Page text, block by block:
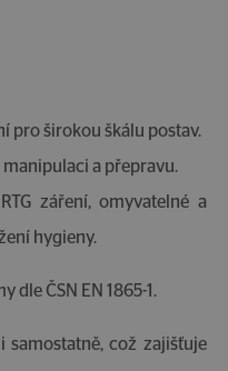
pro širokou škálu postav.
manipulaci a přepravu.
záření, omyvatelné a
hygieny.
dle ČSN EN 1865-1.
což zajišťuje